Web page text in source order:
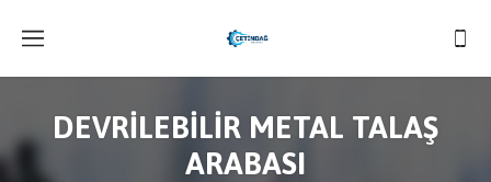
DEVRİLEBİLİR METAL TALAŞ
ARABASI